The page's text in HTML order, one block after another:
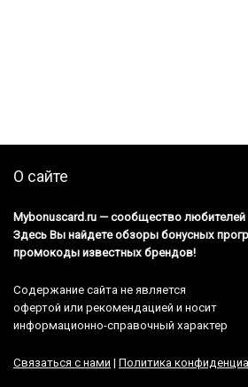
О сайте
Mybonuscard.ru — cообщество любителей
Здесь Вы найдете обзоры бонусных
промокоды известных брендов!
Содержание сайта не является
офертой или рекомендацией и носит
информационно-справочный характер
Связаться с нами | Политика